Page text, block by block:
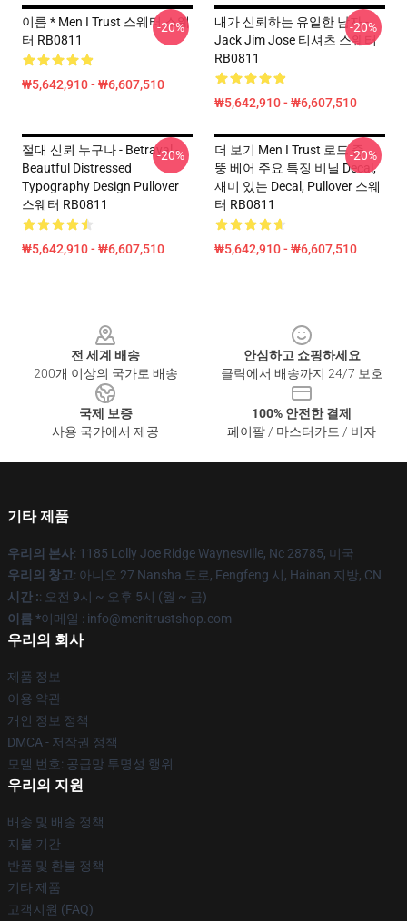
이름 * Men I Trust 스웨터 스웨
터 RB0811
₩5,642,910 - ₩6,607,510
-20%
내가 신뢰하는 유일한 남자 -
Jack Jim Jose 티셔츠 스웨터
RB0811
₩5,642,910 - ₩6,607,510
-20%
절대 신뢰 누구나 - Betrayal -
Beautful Distressed
Typography Design Pullover
스웨터 RB0811
₩5,642,910 - ₩6,607,510
-20%
더 보기 Men I Trust 로드 중 ...
뚱 베어 주요 특징 비닐 Decal,
재미 있는 Decal, Pullover 스웨
터 RB0811
₩5,642,910 - ₩6,607,510
-20%
전 세계 배송
200개 이상의 국가로 배송
안심하고 쇼핑하세요
클릭에서 배송까지 24/7 보호
국제 보증
사용 국가에서 제공
100% 안전한 결제
페이팔 / 마스터카드 / 비자
기타 제품
우리의 본사: 1185 Lolly Joe Ridge Waynesville, Nc 28785, 미국
우리의 창고: 아니오 27 Nansha 도로, Fengfeng 시, Hainan 지방, CN
시간 :: 오전 9시 ~ 오후 5시 (월 ~ 금)
이름 *이메일 : info@menitrustshop.com
우리의 회사
제품 정보
이용 약관
개인 정보 정책
DMCA - 저작권 정책
모델 번호: 공급망 투명성 행위
우리의 지원
배송 및 배송 정책
지불 기간
반품 및 환불 정책
기타 제품
고객지원 (FAQ)